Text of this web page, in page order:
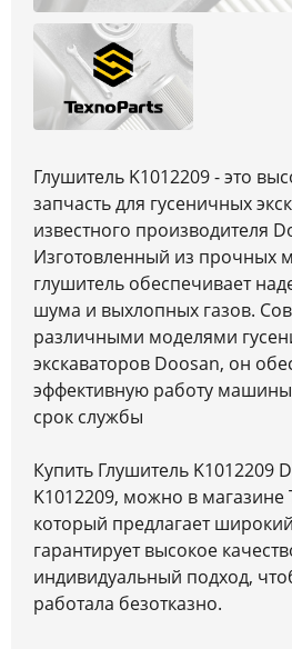
Глушитель K1012209 - это
запчасть для гусеничных
известного производителя
Изготовленный из прочных
глушитель обеспечивает
шума и выхлопных газов.
различными моделями
экскаваторов Doosan, он
эффективную работу
срок службы
Купить Глушитель K1012209
K1012209, можно в магазине
который предлагает
гарантирует высокое
индивидуальный подход,
работала безотказно.